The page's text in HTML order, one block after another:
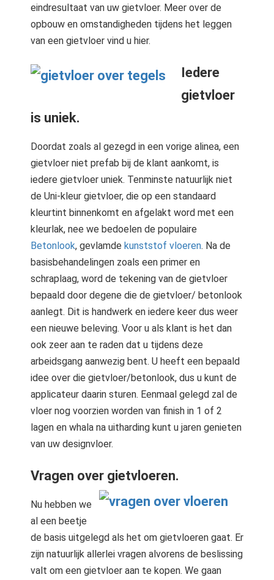
eindresultaat van uw gietvloer. Meer over de
opbouw en omstandigheden tijdens het leggen
van een gietvloer vind u hier.
Iedere
gietvloer
is uniek.
Doordat zoals al gezegd in een vorige alinea, een
gietvloer niet prefab bij de klant aankomt, is
iedere gietvloer uniek. Tenminste natuurlijk niet
de Uni-kleur gietvloer, die op een standaard
kleurtint binnenkomt en afgelakt word met een
kleurlak, nee we bedoelen de populaire
Betonlook, gevlamde kunststof vloeren. Na de
basisbehandelingen zoals een primer en
schraplaag, word de tekening van de gietvloer
bepaald door degene die de gietvloer/ betonlook
aanlegt. Dit is handwerk en iedere keer dus weer
een nieuwe beleving. Voor u als klant is het dan
ook zeer aan te raden dat u tijdens deze
arbeidsgang aanwezig bent. U heeft een bepaald
idee over die gietvloer/betonlook, dus u kunt de
applicateur daarin sturen. Eenmaal gelegd zal de
vloer nog voorzien worden van finish in 1 of 2
lagen en whala na uitharding kunt u jaren genieten
van uw designvloer.
Vragen over gietvloeren.
Nu hebben we
al een beetje
de basis uitgelegd als het om gietvloeren gaat. Er
zijn natuurlijk allerlei vragen alvorens de beslissing
valt om een gietvloer aan te kopen. We gaan